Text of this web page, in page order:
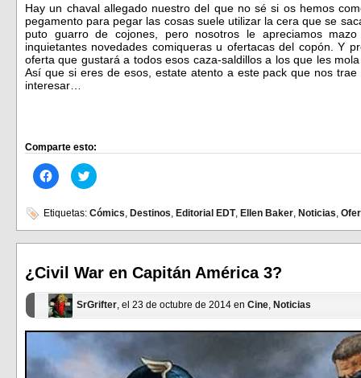
Hay un chaval allegado nuestro del que no sé si os hemos
pegamento para pegar las cosas suele utilizar la cera que se
puto guarro de cojones, pero nosotros le apreciamos
inquietantes novedades comiqueras u ofertacas del copón. Y
oferta que gustará a todos esos caza-saldillos a los que les
Así que si eres de esos, estate atento a este pack que nos
interesar…
Comparte esto:
Haz
clic
en
Facebook
(Se
abre
ventana
nueva)
Haz
clic
en
(Se
abre
ventana
nueva)
Etiquetas: Cómics, Destinos, Editorial EDT, Ellen Baker, Noticias,
¿Civil War en Capitán América 3?
SrGrifter, el 23 de octubre de 2014 en Cine, Noticias